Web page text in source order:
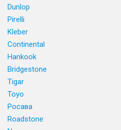
Dunlop
Pirelli
Kleber
Continental
Hankook
Bridgestone
Tigar
Toyo
Росава
Roadstone